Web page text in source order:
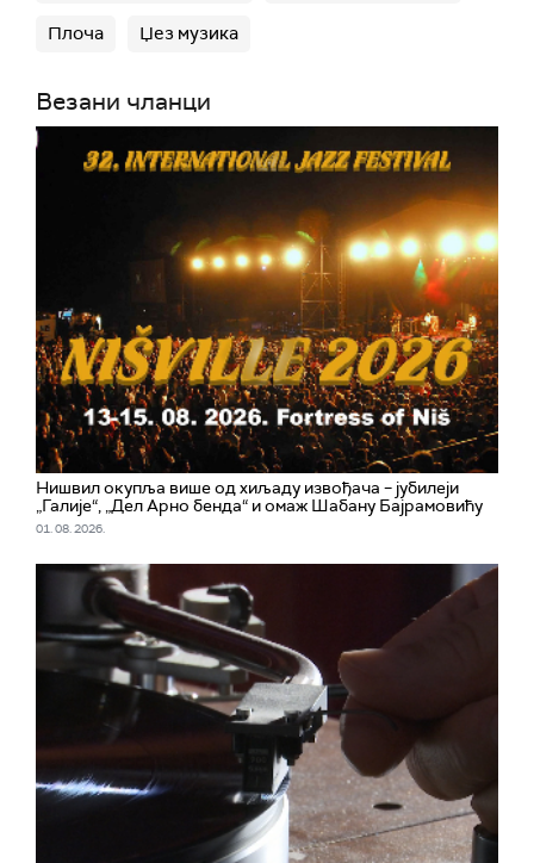
Плоча Џез музика
Везани чланци
Нишвил окупља више од хиљаду извођача – јубилеји
„Галије“, „Дел Арно бенда“ и омаж Шабану Бајрамовићу
01. 08. 2026.